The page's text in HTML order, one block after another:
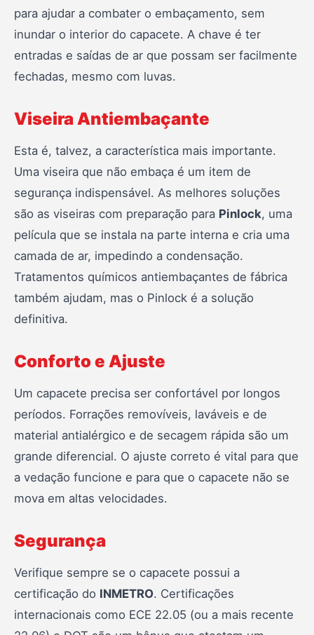
para ajudar a combater o embaçamento, sem
inundar o interior do capacete. A chave é ter
entradas e saídas de ar que possam ser facilmente
fechadas, mesmo com luvas.
Viseira Antiembaçante
Esta é, talvez, a característica mais importante.
Uma viseira que não embaça é um item de
segurança indispensável. As melhores soluções
são as viseiras com preparação para Pinlock, uma
película que se instala na parte interna e cria uma
camada de ar, impedindo a condensação.
Tratamentos químicos antiembaçantes de fábrica
também ajudam, mas o Pinlock é a solução
definitiva.
Conforto e Ajuste
Um capacete precisa ser confortável por longos
períodos. Forrações removíveis, laváveis e de
material antialérgico e de secagem rápida são um
grande diferencial. O ajuste correto é vital para que
a vedação funcione e para que o capacete não se
mova em altas velocidades.
Segurança
Verifique sempre se o capacete possui a
certificação do INMETRO. Certificações
internacionais como ECE 22.05 (ou a mais recente